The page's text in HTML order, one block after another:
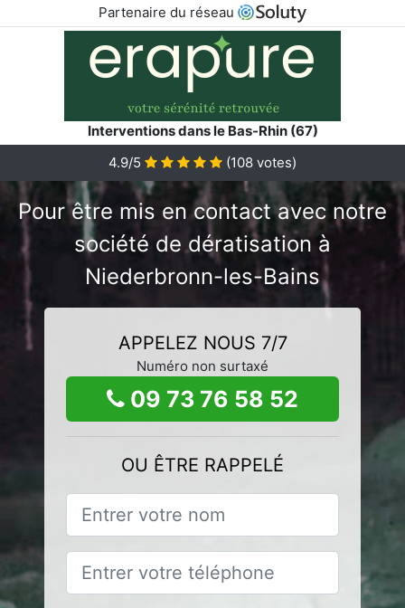
Partenaire du réseau
Interventions dans le Bas-Rhin (67)
4.9/5
(108 votes)
Pour être mis en contact avec notre
société de dératisation à
Niederbronn-les-Bains
APPELEZ NOUS 7/7
Numéro non surtaxé
09 73 76 58 52
OU ÊTRE RAPPELÉ